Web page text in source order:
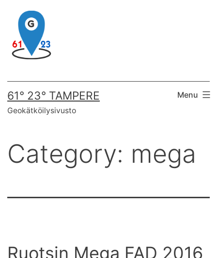
content
61° 23° TAMPERE
Geokätköilysivusto
Menu
Category: mega
Ruotsin Mega FAD 2016